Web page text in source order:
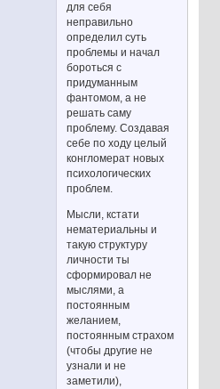
для себя
неправильно
определил суть
проблемы и начал
бороться с
придуманным
фантомом, а не
решать саму
проблему. Создавая
себе по ходу целый
конгломерат новых
психологических
проблем.
Мысли, кстати
нематериальны и
такую структуру
личности ты
сформировал не
мыслями, а
постоянным
желанием,
постоянным страхом
(чтобы другие не
узнали и не
заметили),